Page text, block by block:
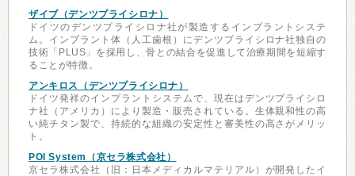
ザイブ（デンツプライシロナ）
ドイツのデンツプライシロナ社が製造するインプラントシステ
ム。インプラント体（人工歯根）にデンツプライシロナ社独自の
技術「PLUS」を採用し、骨との結合を促進して治療期間を短縮す
ることが特徴。
アンキロス（デンツプライシロナ）
ドイツ発祥のインプラントシステムで、現在はデンツプライシロ
ナ社（アメリカ）により製造・販売されている。生体親和性の高
い純チタン製で、持続的な組織の安定性と審美性の高さがメリッ
ト。
POI System（京セラ株式会社）
京セラ株式会社（旧：日本メディカルマテリアル）が開発したイ